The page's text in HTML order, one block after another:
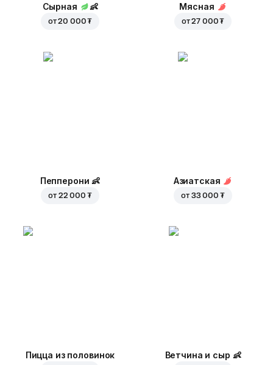
Сырная 👶
от20 000 ₮
Мясная
от27 000 ₮
Пепперони 👶
от 22 000 ₮
Азиатская
от 33 000 ₮
Пицца из половинок Ветчина и сыр 👶